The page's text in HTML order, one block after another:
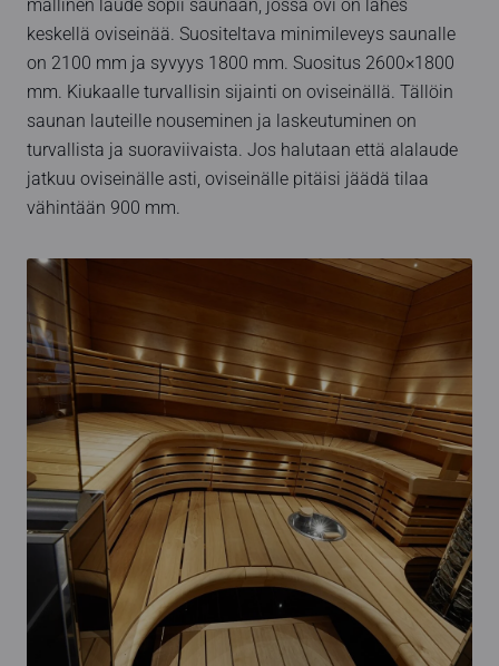
mallinen laude sopii saunaan, jossa ovi on lähes
keskellä oviseinää. Suositeltava minimileveys saunalle
on 2100 mm ja syvyys 1800 mm. Suositus 2600×1800
mm. Kiukaalle turvallisin sijainti on oviseinällä. Tällöin
saunan lauteille nouseminen ja laskeutuminen on
turvallista ja suoraviivaista. Jos halutaan että alalaude
jatkuu oviseinälle asti, oviseinälle pitäisi jäädä tilaa
vähintään 900 mm.